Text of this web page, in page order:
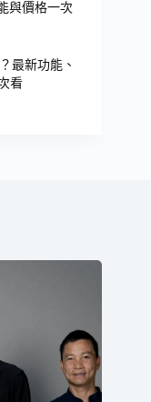
與價格一次
最新功能、
看